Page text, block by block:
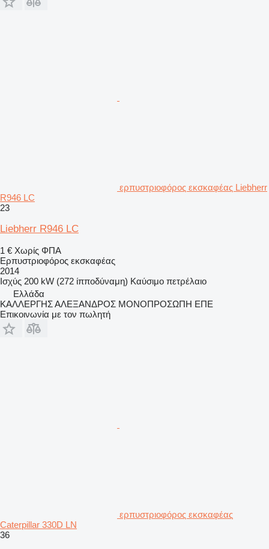
ερπυστριοφόρος εκσκαφέας Liebherr
R946 LC
23
Liebherr R946 LC
1 € Χωρίς ΦΠΑ
Ερπυστριοφόρος εκσκαφέας
2014
Ισχύς 200 kW (272 ίπποδύναμη) Καύσιμο πετρέλαιο
Ελλάδα
ΚΑΛΛΕΡΓΗΣ ΑΛΕΞΑΝΔΡΟΣ ΜΟΝΟΠΡΟΣΩΠΗ ΕΠΕ
Επικοινωνία με τον πωλητή
ερπυστριοφόρος εκσκαφέας
Caterpillar 330D LN
36